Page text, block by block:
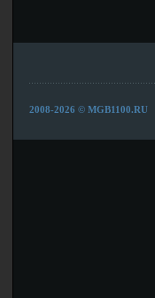
2008-2026 © MGB1100.RU